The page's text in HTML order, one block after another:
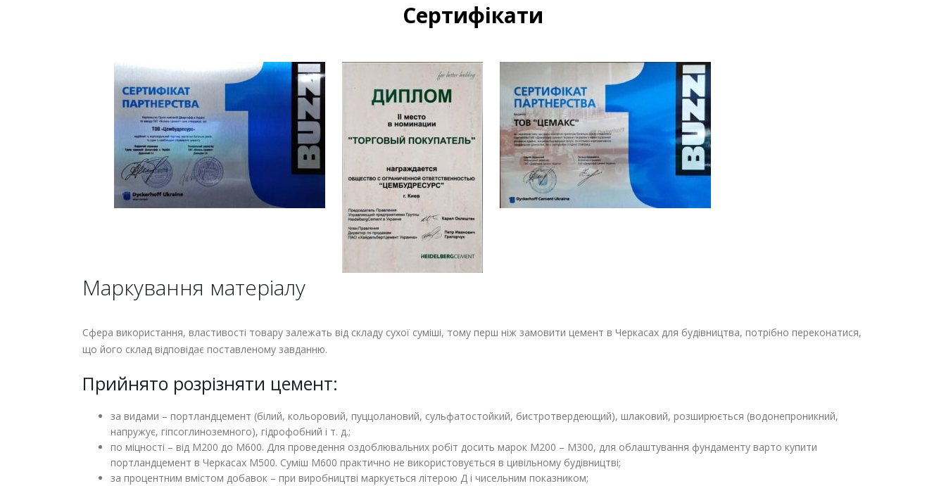
Сертифікати
Маркування матеріалу
Сфера використання, властивості товару залежать від складу сухої суміші, тому перш ніж замовити цемент в Черкасах для будівництва, потрібно переконатися,
що його склад відповідає поставленому завданню.
Прийнято розрізняти цемент:
за видами – портландцемент (білий, кольоровий, пуццолановий, сульфатостойкий, бистротвердеющий), шлаковий, розширюється (водонепроникний,
напружує, гіпсоглиноземного), гідрофобний і т. д.;
по міцності – від М200 до М600. Для проведення оздоблювальних робіт досить марок М200 – М300, для облаштування фундаменту варто купити
портландцемент в Черкасах М500. Суміш М600 практично не використовується в цивільному будівництві;
за процентним вмістом добавок – при виробництві маркується літерою Д і чисельним показником;